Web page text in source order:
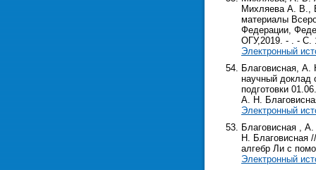
Михляева А. В.,
материалы
Федерации,
ОГУ,2019. - . - С.
Электронный
Благовисная, А.
научный доклад
подготовки
А. Н.
Электронный
Благовисная ,
Н. Благовисная
алгебр Ли с
Электронный